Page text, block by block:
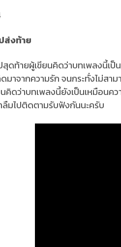
ส่งท้าย
สุดท้ายผู้เขียนคิดว่าบทเพลงนี้เ
ดมาจากความรัก จนกระทั่งไม่ส
นคิดว่าบทเพลงนี้ยังเป็นเหมือนค
ลืมไปติดตามรับฟังกันนะครับ